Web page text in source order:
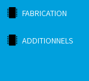
FABRICATION
ADDITIONNELS